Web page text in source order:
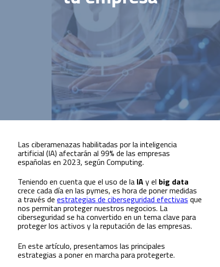
Las ciberamenazas habilitadas por la inteligencia
artificial (IA) afectarán al 99% de las empresas
españolas en 2023, según Computing.
Teniendo en cuenta que el uso de la IAy el big data
crece cada día en las pymes, es hora de poner medidas
a través de estrategias de ciberseguridad efectivas que
nos permitan proteger nuestros negocios. La
ciberseguridad se ha convertido en un tema clave para
proteger los activos y la reputación de las empresas.
En este artículo, presentamos las principales
estrategias a poner en marcha para protegerte.